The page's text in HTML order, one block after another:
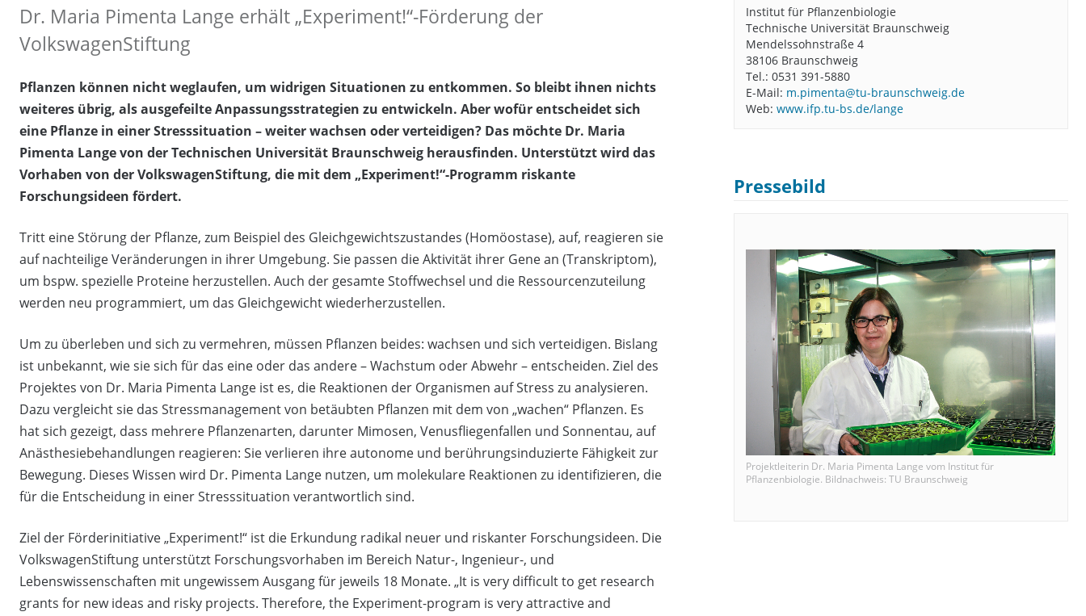
Dr. Maria Pimenta Lange erhält „Experiment!“-Förderung der
VolkswagenStiftung
Pflanzen können nicht weglaufen, um widrigen Situationen zu entkommen. So bleibt ihnen nichts
weiteres übrig, als ausgefeilte Anpassungsstrategien zu entwickeln. Aber wofür entscheidet sich
eine Pflanze in einer Stresssituation – weiter wachsen oder verteidigen? Das möchte Dr. Maria
Pimenta Lange von der Technischen Universität Braunschweig herausfinden. Unterstützt wird das
Vorhaben von der VolkswagenStiftung, die mit dem „Experiment!“-Programm riskante
Forschungsideen fördert.
Tritt eine Störung der Pflanze, zum Beispiel des Gleichgewichtszustandes (Homöostase), auf, reagieren sie
auf nachteilige Veränderungen in ihrer Umgebung. Sie passen die Aktivität ihrer Gene an (Transkriptom),
um bspw. spezielle Proteine herzustellen. Auch der gesamte Stoffwechsel und die Ressourcenzuteilung
werden neu programmiert, um das Gleichgewicht wiederherzustellen.
Um zu überleben und sich zu vermehren, müssen Pflanzen beides: wachsen und sich verteidigen. Bislang
ist unbekannt, wie sie sich für das eine oder das andere – Wachstum oder Abwehr – entscheiden. Ziel des
Projektes von Dr. Maria Pimenta Lange ist es, die Reaktionen der Organismen auf Stress zu analysieren.
Dazu vergleicht sie das Stressmanagement von betäubten Pflanzen mit dem von „wachen“ Pflanzen. Es
hat sich gezeigt, dass mehrere Pflanzenarten, darunter Mimosen, Venusfliegenfallen und Sonnentau, auf
Anästhesiebehandlungen reagieren: Sie verlieren ihre autonome und berührungsinduzierte Fähigkeit zur
Bewegung. Dieses Wissen wird Dr. Pimenta Lange nutzen, um molekulare Reaktionen zu identifizieren, die
für die Entscheidung in einer Stresssituation verantwortlich sind.
Ziel der Förderinitiative „Experiment!“ ist die Erkundung radikal neuer und riskanter Forschungsideen. Die
VolkswagenStiftung unterstützt Forschungsvorhaben im Bereich Natur-, Ingenieur-, und
Lebenswissenschaften mit ungewissem Ausgang für jeweils 18 Monate. „It is very difficult to get research
grants for new ideas and risky projects. Therefore, the Experiment-program is very attractive and
Institut für Pflanzenbiologie
Technische Universität Braunschweig
Mendelssohnstraße 4
38106 Braunschweig
Tel.: 0531 391-5880
E-Mail: m.pimenta@tu-braunschweig.de
Web:www.ifp.tu-bs.de/lange
Pressebild
Projektleiterin Dr. Maria Pimenta Lange vom Institut für
Pflanzenbiologie. Bildnachweis: TU Braunschweig